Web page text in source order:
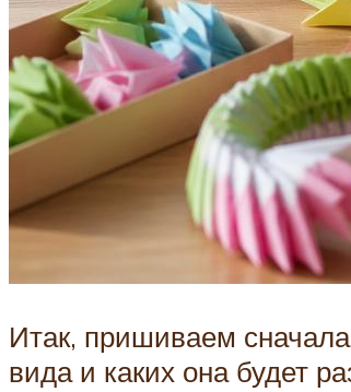
Итак, пришиваем сначала
вида и каких она будет